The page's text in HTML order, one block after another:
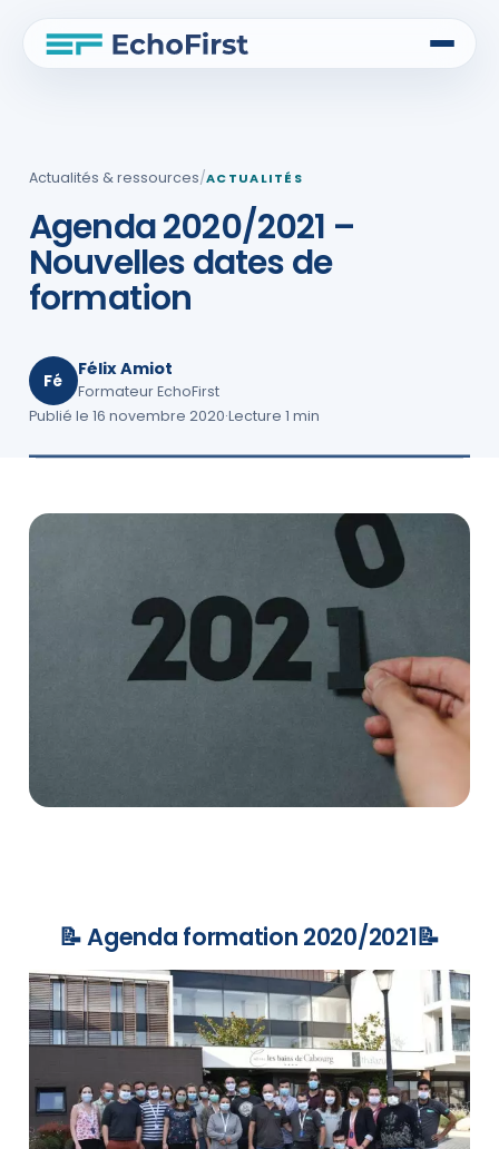
Actualités & ressources/ACTUALITÉS
Agenda 2020/2021 –
Nouvelles dates de
formation
Fé
Félix Amiot
Formateur EchoFirst
Publié le 16 novembre 2020·Lecture 1 min
📝 Agenda formation 2020/2021📝